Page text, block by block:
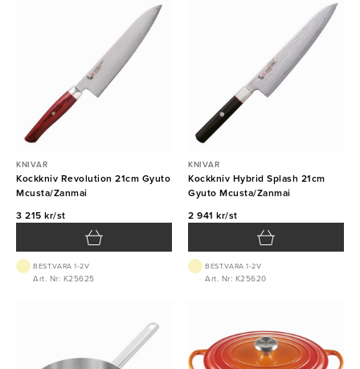
KNIVAR
Kockkniv Revolution 21cm Gyuto
Mcusta/Zanmai
3 215 kr/st
BEST.VARA 1-2V
Art. Nr: K25625
KNIVAR
Kockkniv Hybrid Splash 21cm
Gyuto Mcusta/Zanmai
2 941 kr/st
BEST.VARA 1-2V
Art. Nr: K25620